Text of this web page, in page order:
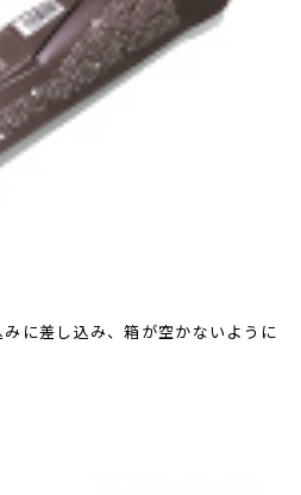
に差し込み、箱が空かないように